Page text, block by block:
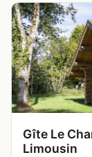
Gîte Le
Limousin